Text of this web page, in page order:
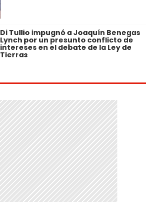
Di Tullio impugnó a Joaquín Benegas
Lynch por un presunto conflicto de
intereses en el debate de la Ley de
Tierras